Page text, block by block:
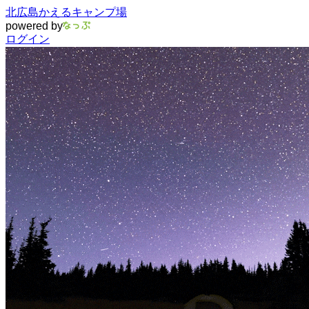
北広島かえるキャンプ場
powered by
ログイン